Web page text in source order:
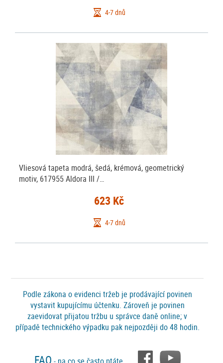
4-7 dnů
Vliesová tapeta modrá, šedá, krémová, geometrický
motiv, 617955 Aldora III /…
623 Kč
4-7 dnů
Podle zákona o evidenci tržeb je prodávající povinen
vystavit kupujícímu účtenku. Zároveň je povinen
zaevidovat přijatou tržbu u správce daně online; v
případě technického výpadku pak nejpozději do 48 hodin.
FAQ